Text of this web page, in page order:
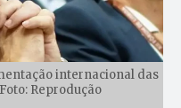
internacional das
Reprodução